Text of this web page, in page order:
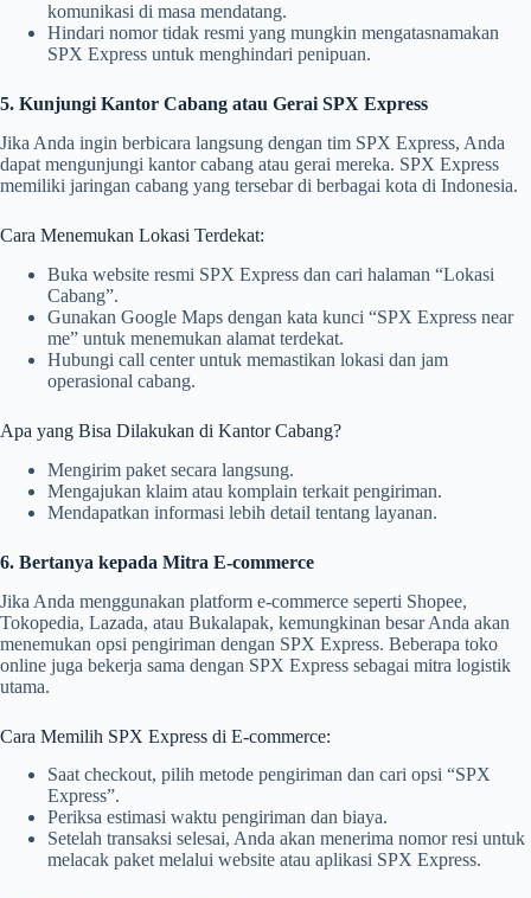
komunikasi di masa mendatang.
Hindari nomor tidak resmi yang mungkin mengatasnamakan
SPX Express untuk menghindari penipuan.
5. Kunjungi Kantor Cabang atau Gerai SPX Express
Jika Anda ingin berbicara langsung dengan tim SPX Express, Anda
dapat mengunjungi kantor cabang atau gerai mereka. SPX Express
memiliki jaringan cabang yang tersebar di berbagai kota di Indonesia.
Cara Menemukan Lokasi Terdekat:
Buka website resmi SPX Express dan cari halaman “Lokasi
Cabang”.
Gunakan Google Maps dengan kata kunci “SPX Express near
me” untuk menemukan alamat terdekat.
Hubungi call center untuk memastikan lokasi dan jam
operasional cabang.
Apa yang Bisa Dilakukan di Kantor Cabang?
Mengirim paket secara langsung.
Mengajukan klaim atau komplain terkait pengiriman.
Mendapatkan informasi lebih detail tentang layanan.
6. Bertanya kepada Mitra E-commerce
Jika Anda menggunakan platform e-commerce seperti Shopee,
Tokopedia, Lazada, atau Bukalapak, kemungkinan besar Anda akan
menemukan opsi pengiriman dengan SPX Express. Beberapa toko
online juga bekerja sama dengan SPX Express sebagai mitra logistik
utama.
Cara Memilih SPX Express di E-commerce:
Saat checkout, pilih metode pengiriman dan cari opsi “SPX
Express”.
Periksa estimasi waktu pengiriman dan biaya.
Setelah transaksi selesai, Anda akan menerima nomor resi untuk
melacak paket melalui website atau aplikasi SPX Express.